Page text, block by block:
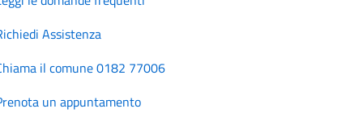
Assistenza
il comune 0182 77006
un appuntamento